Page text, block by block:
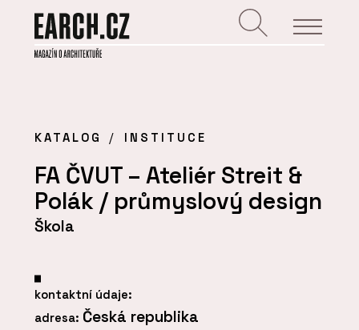
KATALOG INSTITUCE
FA ČVUT – Ateliér Streit &
Polák / průmyslový design
Škola
kontaktní údaje:
adresa: Česká republika